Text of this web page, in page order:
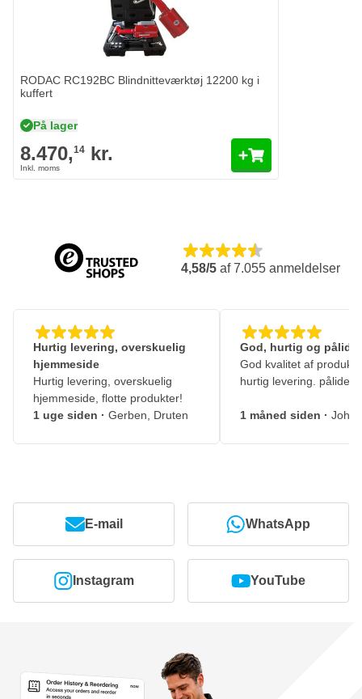
RODAC RC192BC Blindnitteværktøj 12200 kg i
kuffert
På lager
8.470,14 kr.
4,58/5 af7.055 anmeldelser
Hurtig levering, overskuelig
hjemmeside
Hurtig levering, overskuelig
hjemmeside, flotte produkter!
1 uge siden · Gerben, Druten
God, hurtig og
God kvalitet af
hurtig levering.
1 måned siden ·
E-mail WhatsApp
Instagram YouTube